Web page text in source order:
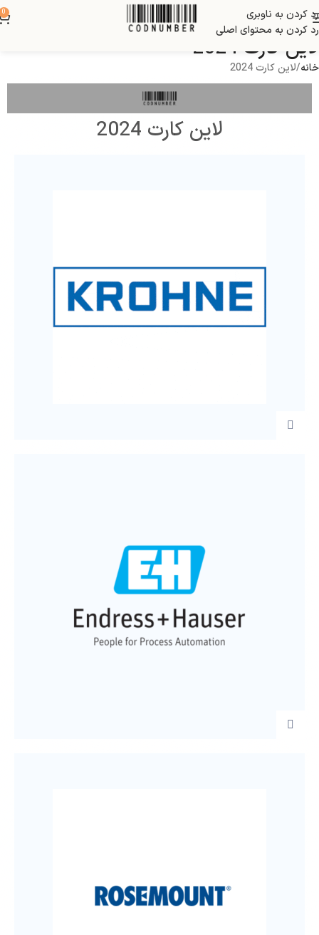
رد کردن به ناوبری
رد کردن به محتوای اصلی
0
لاین کارت 2024
خانه لاین کارت 2024
لاین کارت 2024